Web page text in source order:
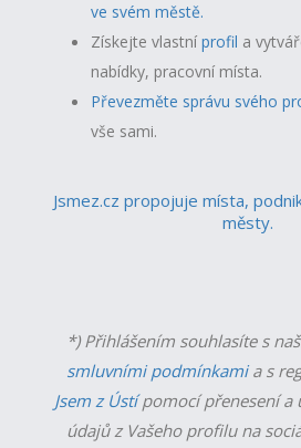
ve svém městě.
Získejte vlastníprofil a v
nabídky, pracovní místa.
Převezměte správu svého
vše sami.
Jsmez.cz propojuje místa,
městy.
*) Přihlášením souhlasíte s
smluvními podmínkamia s
Jsem z Ústípomocí přenesení a
údajů z Vašeho profilu na